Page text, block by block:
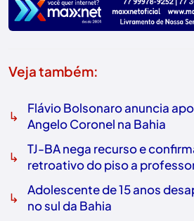
Veja também:
↳
Flávio Bolsonaro anuncia
Angelo Coronel na Bahia
↳
TJ-BA nega recurso e
retroativo do piso a
↳
Adolescente de 15 anos
no sul da Bahia